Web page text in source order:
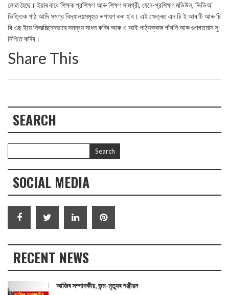
লোৱা হৈছে। ইয়াৰ বাবে শিক্ষক প্রশিক্ষণ আৰু শিক্ষণ সামগ্রী, যেনে-প্রশিক্ষণ মডিউল, ভিডিঅ'
ভিত্তিক পাঠ আদি সমগ্র বিদ্যালয়সমূহত ৰূপায়ণ কৰা হ'ব। এই ক্ষেত্ৰত এন চি ই আৰ টি আৰু চি
বি এছ ইয়ে নিৰৱচ্ছিন্নভাৱে সমন্বয় সাধন কৰিব আৰু এ আই পাঠ্যক্ৰমৰ গাঁথনি আৰু গুণগতমান সু-
নিশ্চিত কৰিব।
Share This
SEARCH
SOCIAL MEDIA
RECENT NEWS
আজিৰ সম্পাদকীয়, জন্ম-মৃত্যুৰ পঞ্জীয়ন